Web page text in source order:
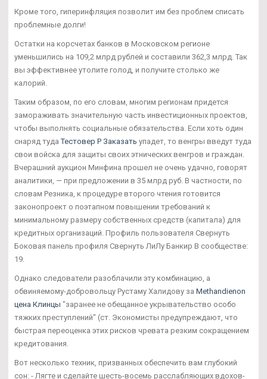
Кроме того, гиперинфляция позволит им без проблем списать
проблемные долги!
Остатки на корсчетах банков в Московском регионе
уменьшились на 109,2 млрд рублей и составили 362,3 млрд. Так
вы эффективнее утолите голод, и получите столько же
калорий.
Таким образом, по его словам, многим регионам придется
замораживать значительную часть инвестиционных проектов,
чтобы выполнять социальные обязательства. Если хоть один
снаряд тудаТестовер P Заказать упадет, то венгры введут туда
свои войска для защиты своих этнических венгров и граждан.
Вчерашний аукцион Минфина прошел не очень удачно, говорят
аналитики, — при предложении в 35 млрд руб. В частности, по
словам Резника, к процедуре второго чтения готовится
законопроект о поэтапном повышении требований к
минимальному размеру собственных средств (капитала) для
кредитных организаций. Профиль пользователя Свернуть
Боковая панель профиля Свернуть ЛиЛу Банкир В сообществе:
19.
Однако следователи разоблачили эту комбинацию, а
обвиняемому-добровольцу Рустаму Халидову за Methandienon
цена Клинцы "заранее не обещанное укрывательство особо
тяжких преступлений" (ст. Экономисты предупреждают, что
быстрая переоценка этих рисков чревата резким сокращением
кредитования.
Вот несколько техник, призванных обеспечить вам глубокий
сон: - Лягте и сделайте шесть-восемь расслабляющих вдохов-